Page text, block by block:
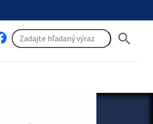
search